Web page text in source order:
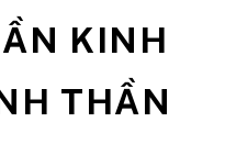
KINH
THẦN